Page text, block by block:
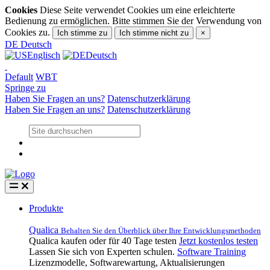
Cookies Diese Seite verwendet Cookies um eine erleichterte
Bedienung zu ermöglichen. Bitte stimmen Sie der Verwendung von
Cookies zu.
Ich stimme zu Ich stimme nicht zu ×
DE Deutsch
Englisch
Deutsch
Default WBT
Springe zu
Haben Sie Fragen an uns? Datenschutzerklärung
Haben Sie Fragen an uns? Datenschutzerklärung
Produkte
Qualica Behalten Sie den Überblick über Ihre Entwicklungsmethoden
Qualica kaufen oder für 40 Tage testen Jetzt kostenlos testen
Lassen Sie sich von Experten schulen. Software Training
Lizenzmodelle, Softwarewartung, Aktualisierungen